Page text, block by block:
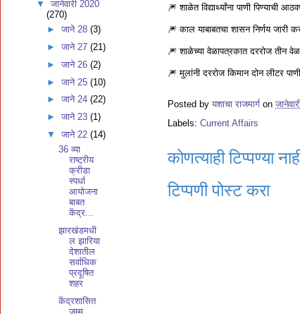
🎆 शाळेत विद्यार्थ्यांना पाणी पिण्याची
🎆 काल याबाबतचा शासन निर्णय जारी
🎆 शाळेच्या वेळापत्रकात दररोज तीन
🎆 मुलांनी दररोज किमान दोन लीटर
Posted by यशाचा राजमार्ग on
Labels: Current Affairs
कोणत्याही टिप्पण्‍या
टिप्पणी पोस्ट करा
▼ जानेवारी 2020
(270)
►जाने 28(3)
►जाने 27(21)
►जाने 26(2)
►जाने 25(10)
►जाने 24(22)
►जाने 23(1)
▼जाने 22(14)
36 व्या
राष्ट्रीय
क्रीडा
स्पर्धा
आयोजना
बाबत
केंद्र...
झारखंडमधी
ल झारिया
देशातील
सर्वाधिक
प्रदूषित
शहर
केंद्रशासित
जम्मू